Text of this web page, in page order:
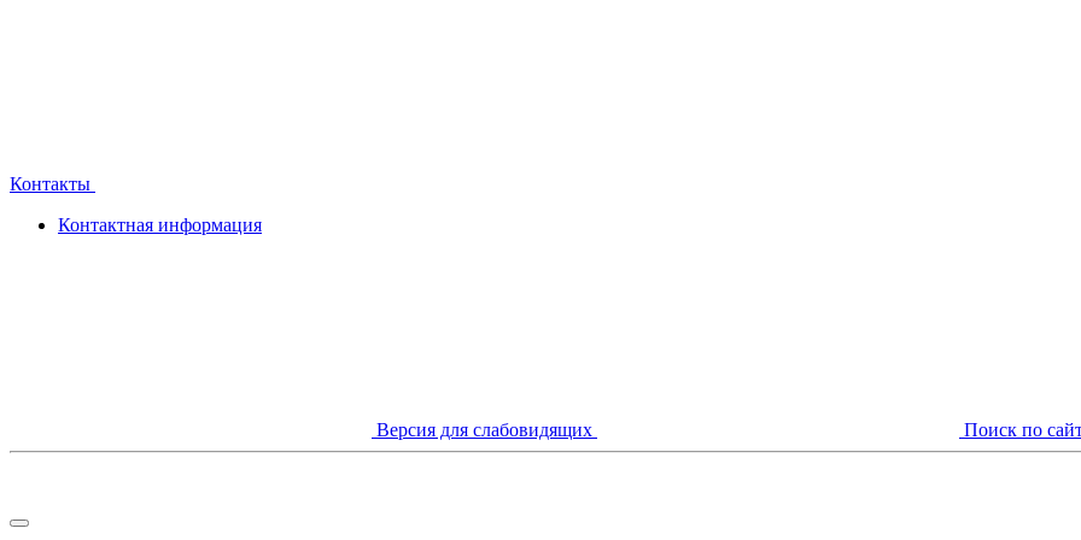
Контакты
Контактная информация
Версия для слабовидящих Поиск по